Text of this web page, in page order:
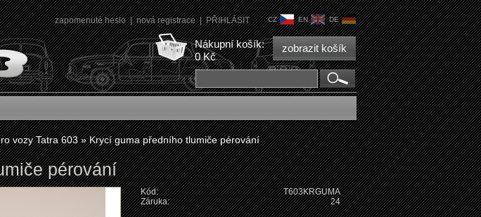
CZ EN DE
zapomenuté heslo|nová registrace|PŘIHLÁSIT
Nákupní košík:
0 Kč
zobrazit košík
vozy Tatra 603»Krycí guma předního tlumiče pérování
pérování
Kód:
T603KRGUMA
Záruka:
24